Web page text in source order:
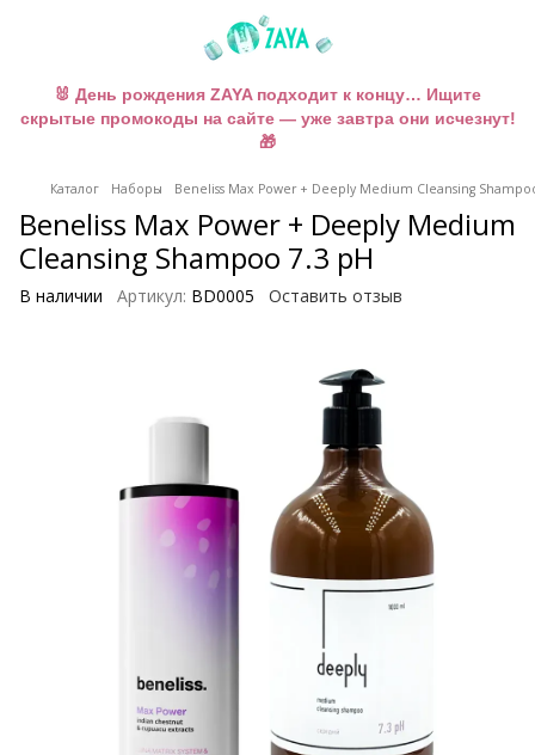
🐰 День рождения ZAYA подходит к концу… Ищите
скрытые промокоды на сайте — уже завтра они исчезнут!
🎁
Каталог Наборы Beneliss Max Power + Deeply Medium Cleansing
Beneliss Max Power + Deeply Medium
Cleansing Shampoo 7.3 pH
В наличии Артикул: BD0005 Оставить отзыв